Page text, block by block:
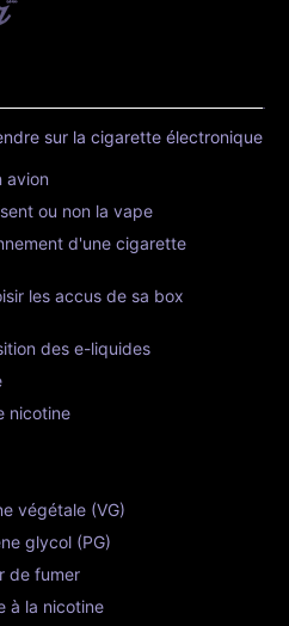
sur la cigarette électronique
avion
ou non la vape
d'une cigarette
les accus de sa box
des e-liquides
nicotine
végétale (VG)
glycol (PG)
de fumer
à la nicotine